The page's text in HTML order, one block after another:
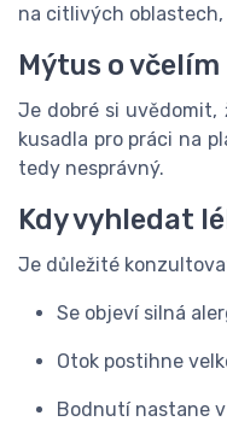
na citlivých oblastech,
Mýtus o
Je dobré si uvědomit,
kusadla pro práci na
tedy nesprávný.
Kdy vyhledat
Je důležité
Se objeví silná
Otok postihne
Bodnutí nastane